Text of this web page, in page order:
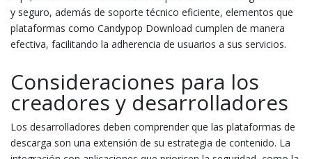
y seguro, además de soporte técnico eficiente, elementos que
plataformas como Candypop Download cumplen de manera
efectiva, facilitando la adherencia de usuarios a sus servicios.
Consideraciones para los
creadores y desarrolladores
Los desarrolladores deben comprender que las plataformas de
descarga son una extensión de su estrategia de contenido. La